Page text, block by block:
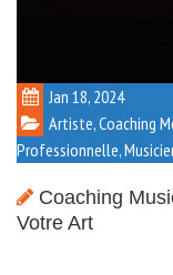
Jan 18, 2024
Artiste,Coaching
Professionnelle,
Coaching
Votre Art